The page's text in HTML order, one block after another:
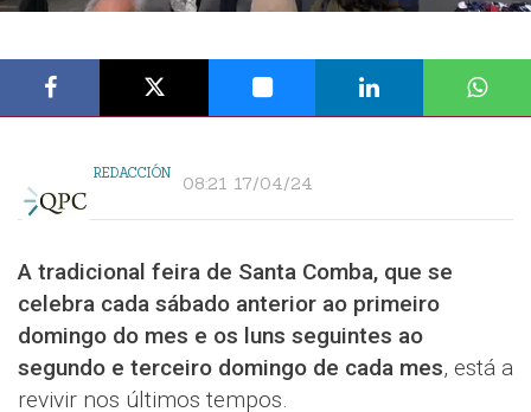
REDACCIÓN 08:21 17/04/24
A tradicional feira de Santa Comba, que se
celebra cada sábado anterior ao primeiro
domingo do mes e os luns seguintes ao
segundo e terceiro domingo de cada mes, está a
revivir nos últimos tempos.